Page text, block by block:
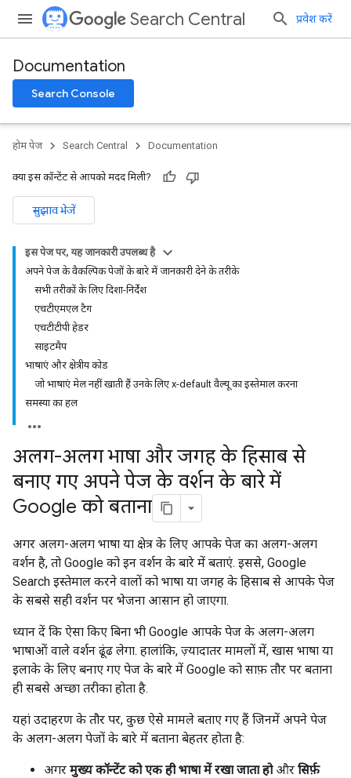
Search Central प्रवेश करें
Documentation
Search Console
होम पेज Search Central Documentation
क्या इस कॉन्टेंट से आपको मदद मिली?
सुझाव भेजें
इस पेज पर, यह जानकारी उपलब्ध है
अपने पेज के वैकल्पिक पेजों के बारे में जानकारी देने के तरीके
सभी तरीकों के लिए दिशा-निर्देश
एचटीएमएल टैग
एचटीटीपी हेडर
साइटमैप
भाषाएं और क्षेत्रीय कोड
जो भाषाएं मेल नहीं खाती हैं उनके लिए x-default वैल्यू का इस्तेमाल करना
समस्या का हल
अलग-अलग भाषा और जगह के हिसाब से
बनाए गए अपने पेज के वर्शन के बारे में
Google को बताना
अगर अलग-अलग भाषा या क्षेत्र के लिए आपके पेज का अलग-अलग
वर्शन है, तो Google को इन वर्शन के बारे में बताएं. इससे, Google
Search इस्तेमाल करने वालों को भाषा या जगह के हिसाब से आपके पेज
के सबसे सही वर्शन पर भेजना आसान हो जाएगा.
ध्यान दें कि ऐसा किए बिना भी Google आपके पेज के अलग-अलग
भाषाओं वाले वर्शन ढूंढ लेगा. हालांकि, ज़्यादातर मामलों में, खास भाषा या
इलाके के लिए बनाए गए पेज के बारे में Google को साफ़ तौर पर बताना
ही सबसे अच्छा तरीका होता है.
यहां उदाहरण के तौर पर, कुछ ऐसे मामले बताए गए हैं जिनमें अपने पेज
के अलग-अलग पेजों के बारे में बताना बेहतर होता है:
अगर मुख्य कॉन्टेंट को एक ही भाषा में रखा जाता होऔर सिर्फ़